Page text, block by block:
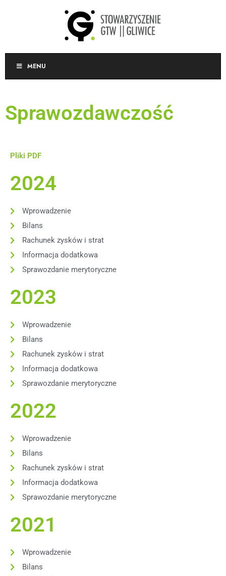
MENU
Sprawozdawczość
Pliki PDF
2024
Wprowadzenie
Bilans
Rachunek zysków i strat
Informacja dodatkowa
Sprawozdanie merytoryczne
2023
Wprowadzenie
Bilans
Rachunek zysków i strat
Informacja dodatkowa
Sprawozdanie merytoryczne
2022
Wprowadzenie
Bilans
Rachunek zysków i strat
Informacja dodatkowa
Sprawozdanie merytoryczne
2021
Wprowadzenie
Bilans